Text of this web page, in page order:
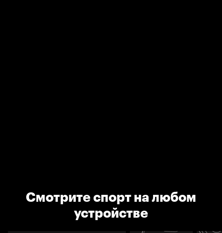
Смотрите спорт на любом
устройстве